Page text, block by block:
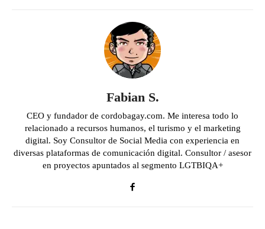
Fabian S.
CEO y fundador de cordobagay.com. Me interesa todo lo
relacionado a recursos humanos, el turismo y el marketing
digital. Soy Consultor de Social Media con experiencia en
diversas plataformas de comunicación digital. Consultor / asesor
en proyectos apuntados al segmento LGTBIQA+